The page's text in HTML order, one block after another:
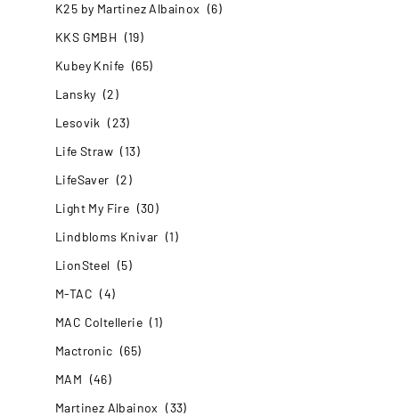
K25 by Martinez Albainox (6)
KKS GMBH (19)
Kubey Knife (65)
Lansky (2)
Lesovik
(23)
Life Straw (13)
LifeSaver (2)
Light My Fire (30)
Lindbloms Knivar (1)
LionSteel (5)
M-TAC (4)
MAC Coltellerie (1)
Mactronic (65)
MAM (46)
Martinez Albainox (33)